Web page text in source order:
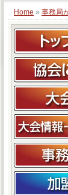
Home » 事務局